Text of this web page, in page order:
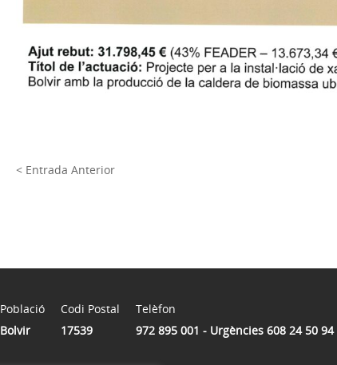
< Entrada Anterior
Població
Bolvir
Codi Postal
17539
Telèfon
972 895 001 - Urgències 608 24 50 94